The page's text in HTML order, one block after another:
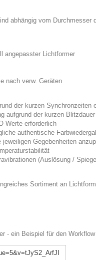
abhängig vom
angepasster Lichtformer
nach verw. Geräten
der kurzen Synchronzeiten
aufgrund der kurzen Blitzdauer
Werte erforderlich
authentische
Gegebenheiten
(Auslösung /
Sortiment an
- ein Beispiel für den